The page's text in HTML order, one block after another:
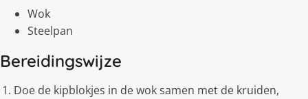
Wok
Steelpan
Bereidingswijze
Doe de kipblokjes in de wok samen met de kruiden,